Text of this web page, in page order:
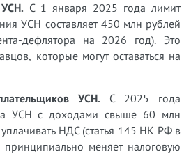
С 1 января 2025 года лимит
УСН составляет 450 млн рублей
дефлятора на 2026 год). Это
которые могут оставаться на
УСН. С 2025 года
УСН с доходами свыше 60 млн
НДС (статья 145 НК РФ в
меняет налоговую